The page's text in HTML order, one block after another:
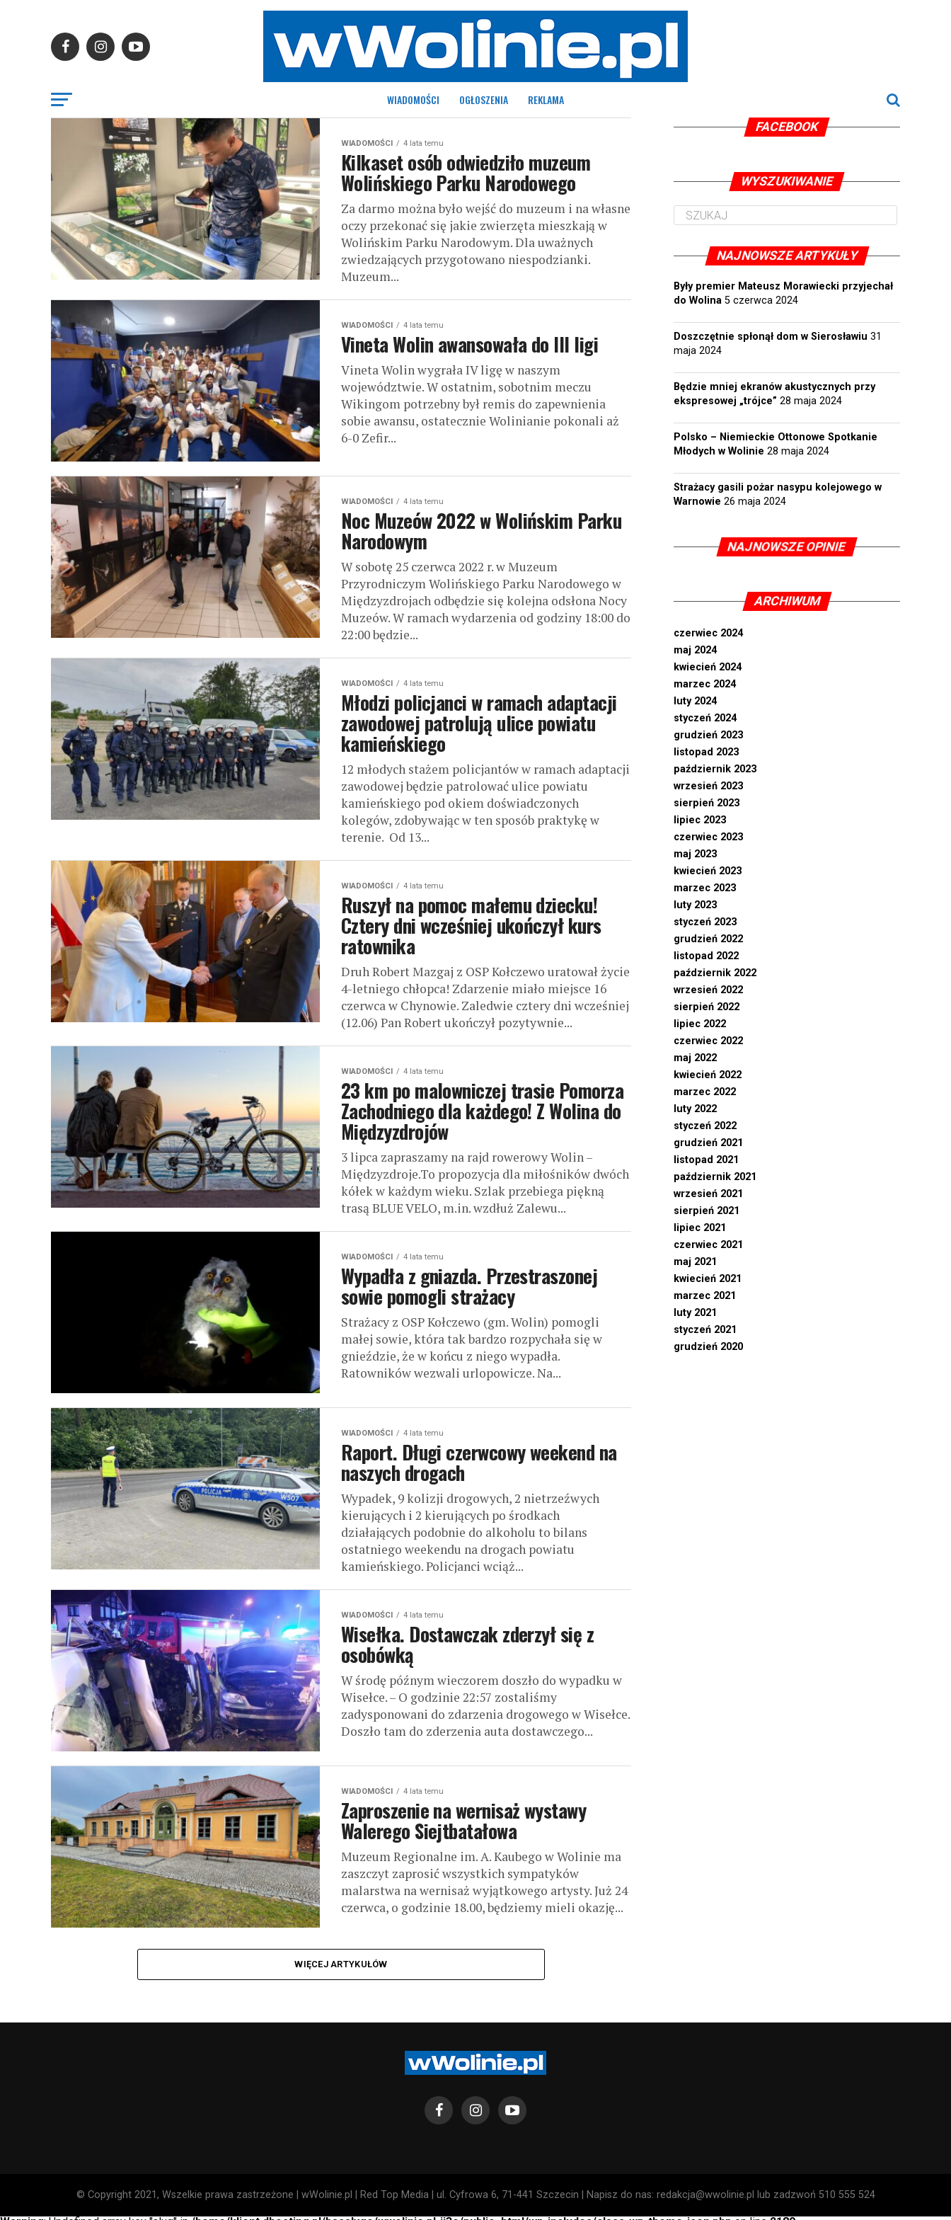
WIADOMOŚCI OGŁOSZENIA REKLAMA
WIADOMOŚCI 4 lata temu
Kilkaset osób odwiedziło muzeum
Wolińskiego Parku Narodowego
Za darmo można było wejść do muzeum i na własne
oczy przekonać się jakie zwierzęta mieszkają w
Wolińskim Parku Narodowym. Dla uważnych
zwiedzających przygotowano niespodzianki.
Muzeum...
WIADOMOŚCI 4 lata temu
Vineta Wolin awansowała do III ligi
Vineta Wolin wygrała IV ligę w naszym
województwie. W ostatnim, sobotnim meczu
Wikingom potrzebny był remis do zapewnienia
sobie awansu, ostatecznie Wolinianie pokonali aż
6-0 Zefir...
WIADOMOŚCI 4 lata temu
Noc Muzeów 2022 w Wolińskim Parku
Narodowym
W sobotę 25 czerwca 2022 r. w Muzeum
Przyrodniczym Wolińskiego Parku Narodowego w
Międzyzdrojach odbędzie się kolejna odsłona Nocy
Muzeów. W ramach wydarzenia od godziny 18:00 do
22:00 będzie...
WIADOMOŚCI 4 lata temu
Młodzi policjanci w ramach adaptacji
zawodowej patrolują ulice powiatu
kamieńskiego
12 młodych stażem policjantów w ramach adaptacji
zawodowej będzie patrolować ulice powiatu
kamieńskiego pod okiem doświadczonych
kolegów, zdobywając w ten sposób praktykę w
terenie. Od 13...
WIADOMOŚCI 4 lata temu
Ruszył na pomoc małemu dziecku!
Cztery dni wcześniej ukończył kurs
ratownika
Druh Robert Mazgaj z OSP Kołczewo uratował życie
4-letniego chłopca! Zdarzenie miało miejsce 16
czerwca w Chynowie. Zaledwie cztery dni wcześniej
(12.06) Pan Robert ukończył pozytywnie...
WIADOMOŚCI 4 lata temu
23 km po malowniczej trasie Pomorza
Zachodniego dla każdego! Z Wolina do
Międzyzdrojów
3 lipca zapraszamy na rajd rowerowy Wolin –
Międzyzdroje.To propozycja dla miłośników dwóch
kółek w każdym wieku. Szlak przebiega piękną
trasą BLUE VELO, m.in. wzdłuż Zalewu...
WIADOMOŚCI 4 lata temu
Wypadła z gniazda. Przestraszonej
sowie pomogli strażacy
Strażacy z OSP Kołczewo (gm. Wolin) pomogli
małej sowie, która tak bardzo rozpychała się w
gnieździe, że w końcu z niego wypadła.
Ratowników wezwali urlopowicze. Na...
WIADOMOŚCI 4 lata temu
Raport. Długi czerwcowy weekend na
naszych drogach
Wypadek, 9 kolizji drogowych, 2 nietrzeźwych
kierujących i 2 kierujących po środkach
działających podobnie do alkoholu to bilans
ostatniego weekendu na drogach powiatu
kamieńskiego. Policjanci wciąż...
WIADOMOŚCI 4 lata temu
Wisełka. Dostawczak zderzył się z
osobówką
W środę późnym wieczorem doszło do wypadku w
Wisełce. – O godzinie 22:57 zostaliśmy
zadysponowani do zdarzenia drogowego w Wisełce.
Doszło tam do zderzenia auta dostawczego...
WIADOMOŚCI 4 lata temu
Zaproszenie na wernisaż wystawy
Walerego Siejtbatałowa
Muzeum Regionalne im. A. Kaubego w Wolinie ma
zaszczyt zaprosić wszystkich sympatyków
malarstwa na wernisaż wyjątkowego artysty. Już 24
czerwca, o godzinie 18.00, będziemy mieli okazję...
WIĘCEJ ARTYKUŁÓW
FACEBOOK
WYSZUKIWANIE
NAJNOWSZE ARTYKUŁY
Były premier Mateusz Morawiecki przyjechał
do Wolina 5 czerwca 2024
Doszczętnie spłonął dom w Sierosławiu 31
maja 2024
Będzie mniej ekranów akustycznych przy
ekspresowej „trójce” 28 maja 2024
Polsko – Niemieckie Ottonowe Spotkanie
Młodych w Wolinie 28 maja 2024
Strażacy gasili pożar nasypu kolejowego w
Warnowie 26 maja 2024
NAJNOWSZE OPINIE
ARCHIWUM
czerwiec 2024
maj 2024
kwiecień 2024
marzec 2024
luty 2024
styczeń 2024
grudzień 2023
listopad 2023
październik 2023
wrzesień 2023
sierpień 2023
lipiec 2023
czerwiec 2023
maj 2023
kwiecień 2023
marzec 2023
luty 2023
styczeń 2023
grudzień 2022
listopad 2022
październik 2022
wrzesień 2022
sierpień 2022
lipiec 2022
czerwiec 2022
maj 2022
kwiecień 2022
marzec 2022
luty 2022
styczeń 2022
grudzień 2021
listopad 2021
październik 2021
wrzesień 2021
sierpień 2021
lipiec 2021
czerwiec 2021
maj 2021
kwiecień 2021
marzec 2021
luty 2021
styczeń 2021
grudzień 2020
© Copyright 2021, Wszelkie prawa zastrzeżone | wWolinie.pl | Red Top Media | ul. Cyfrowa 6, 71-441 Szczecin | Napisz do nas: redakcja@wwolinie.pl lub zadzwoń 510 555 524